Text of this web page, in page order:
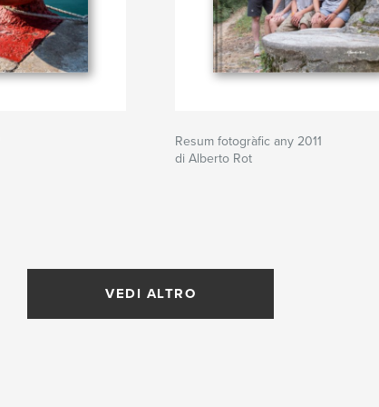
Resum fotogràfic any 2011
di Alberto Rot
VEDI ALTRO